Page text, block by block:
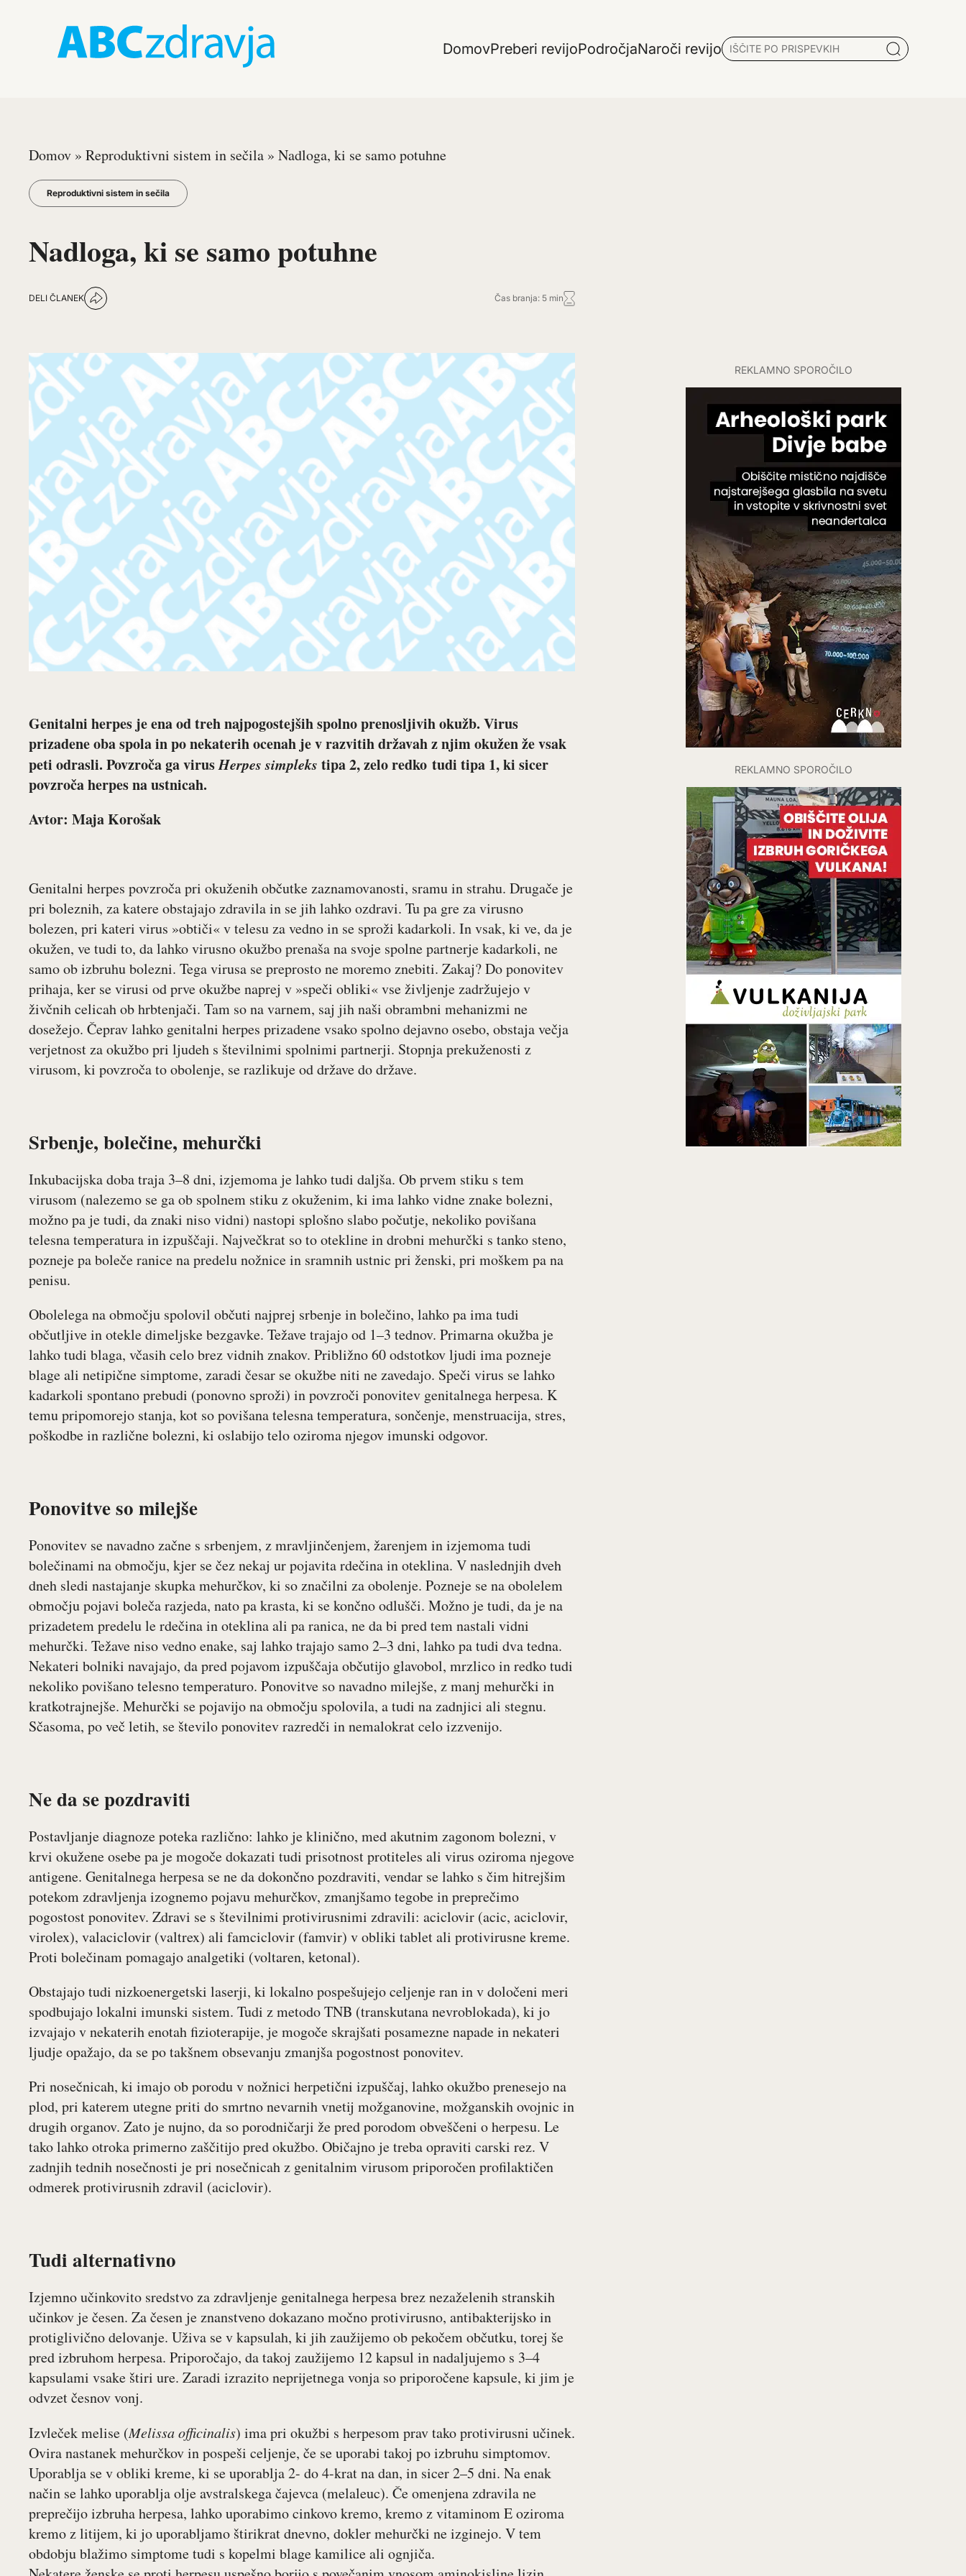
DomovPreberi revijoPodročjaNaroči revijo
Domov » Reproduktivni sistem in sečila » Nadloga, ki se samo potuhne
Reproduktivni sistem in sečila
Nadloga, ki se samo potuhne
DELI ČLANEK Čas branja: 5 min
Genitalni herpes je ena od treh najpogostejših spolno prenosljivih okužb. Virus
prizadene oba spola in po nekaterih ocenah je v razvitih državah z njim okužen že vsak
peti odrasli. Povzroča ga virusHerpes simpleks tipa 2, zelo redko tudi tipa 1, ki sicer
povzroča herpes na ustnicah.
Avtor: Maja Korošak
Genitalni herpes povzroča pri okuženih občutke zaznamovanosti, sramu in strahu. Drugače je
pri boleznih, za katere obstajajo zdravila in se jih lahko ozdravi. Tu pa gre za virusno
bolezen, pri kateri virus »obtiči« v telesu za vedno in se sproži kadarkoli. In vsak, ki ve, da je
okužen, ve tudi to, da lahko virusno okužbo prenaša na svoje spolne partnerje kadarkoli, ne
samo ob izbruhu bolezni. Tega virusa se preprosto ne moremo znebiti. Zakaj? Do ponovitev
prihaja, ker se virusi od prve okužbe naprej v »speči obliki« vse življenje zadržujejo v
živčnih celicah ob hrbtenjači. Tam so na varnem, saj jih naši obrambni mehanizmi ne
dosežejo. Čeprav lahko genitalni herpes prizadene vsako spolno dejavno osebo, obstaja večja
verjetnost za okužbo pri ljudeh s številnimi spolnimi partnerji. Stopnja prekuženosti z
virusom, ki povzroča to obolenje, se razlikuje od države do države.
Srbenje, bolečine, mehurčki
Inkubacijska doba traja 3–8 dni, izjemoma je lahko tudi daljša. Ob prvem stiku s tem
virusom (nalezemo se ga ob spolnem stiku z okuženim, ki ima lahko vidne znake bolezni,
možno pa je tudi, da znaki niso vidni) nastopi splošno slabo počutje, nekoliko povišana
telesna temperatura in izpuščaji. Največkrat so to otekline in drobni mehurčki s tanko steno,
pozneje pa boleče ranice na predelu nožnice in sramnih ustnic pri ženski, pri moškem pa na
penisu.
Obolelega na območju spolovil občuti najprej srbenje in bolečino, lahko pa ima tudi
občutljive in otekle dimeljske bezgavke. Težave trajajo od 1–3 tednov. Primarna okužba je
lahko tudi blaga, včasih celo brez vidnih znakov. Približno 60 odstotkov ljudi ima pozneje
blage ali netipične simptome, zaradi česar se okužbe niti ne zavedajo. Speči virus se lahko
kadarkoli spontano prebudi (ponovno sproži) in povzroči ponovitev genitalnega herpesa. K
temu pripomorejo stanja, kot so povišana telesna temperatura, sončenje, menstruacija, stres,
poškodbe in različne bolezni, ki oslabijo telo oziroma njegov imunski odgovor.
Ponovitve so milejše
Ponovitev se navadno začne s srbenjem, z mravljinčenjem, žarenjem in izjemoma tudi
bolečinami na območju, kjer se čez nekaj ur pojavita rdečina in oteklina. V naslednjih dveh
dneh sledi nastajanje skupka mehurčkov, ki so značilni za obolenje. Pozneje se na obolelem
območju pojavi boleča razjeda, nato pa krasta, ki se končno odlušči. Možno je tudi, da je na
prizadetem predelu le rdečina in oteklina ali pa ranica, ne da bi pred tem nastali vidni
mehurčki. Težave niso vedno enake, saj lahko trajajo samo 2–3 dni, lahko pa tudi dva tedna.
Nekateri bolniki navajajo, da pred pojavom izpuščaja občutijo glavobol, mrzlico in redko tudi
nekoliko povišano telesno temperaturo. Ponovitve so navadno milejše, z manj mehurčki in
kratkotrajnejše. Mehurčki se pojavijo na območju spolovila, a tudi na zadnjici ali stegnu.
Sčasoma, po več letih, se število ponovitev razredči in nemalokrat celo izzvenijo.
Ne da se pozdraviti
Postavljanje diagnoze poteka različno: lahko je klinično, med akutnim zagonom bolezni, v
krvi okužene osebe pa je mogoče dokazati tudi prisotnost protiteles ali virus oziroma njegove
antigene. Genitalnega herpesa se ne da dokončno pozdraviti, vendar se lahko s čim hitrejšim
potekom zdravljenja izognemo pojavu mehurčkov, zmanjšamo tegobe in preprečimo
pogostost ponovitev. Zdravi se s številnimi protivirusnimi zdravili: aciclovir (acic, aciclovir,
virolex), valaciclovir (valtrex) ali famciclovir (famvir) v obliki tablet ali protivirusne kreme.
Proti bolečinam pomagajo analgetiki (voltaren, ketonal).
Obstajajo tudi nizkoenergetski laserji, ki lokalno pospešujejo celjenje ran in v določeni meri
spodbujajo lokalni imunski sistem. Tudi z metodo TNB (transkutana nevroblokada), ki jo
izvajajo v nekaterih enotah fizioterapije, je mogoče skrajšati posamezne napade in nekateri
ljudje opažajo, da se po takšnem obsevanju zmanjša pogostnost ponovitev.
Pri nosečnicah, ki imajo ob porodu v nožnici herpetični izpuščaj, lahko okužbo prenesejo na
plod, pri katerem utegne priti do smrtno nevarnih vnetij možganovine, možganskih ovojnic in
drugih organov. Zato je nujno, da so porodničarji že pred porodom obveščeni o herpesu. Le
tako lahko otroka primerno zaščitijo pred okužbo. Običajno je treba opraviti carski rez. V
zadnjih tednih nosečnosti je pri nosečnicah z genitalnim virusom priporočen profilaktičen
odmerek protivirusnih zdravil (aciclovir).
Tudi alternativno
Izjemno učinkovito sredstvo za zdravljenje genitalnega herpesa brez nezaželenih stranskih
učinkov je česen. Za česen je znanstveno dokazano močno protivirusno, antibakterijsko in
protiglivično delovanje. Uživa se v kapsulah, ki jih zaužijemo ob pekočem občutku, torej še
pred izbruhom herpesa. Priporočajo, da takoj zaužijemo 12 kapsul in nadaljujemo s 3–4
kapsulami vsake štiri ure. Zaradi izrazito neprijetnega vonja so priporočene kapsule, ki jim je
odvzet česnov vonj.
Izvleček melise (Melissa officinalis) ima pri okužbi s herpesom prav tako protivirusni učinek.
Ovira nastanek mehurčkov in pospeši celjenje, če se uporabi takoj po izbruhu simptomov.
Uporablja se v obliki kreme, ki se uporablja 2- do 4-krat na dan, in sicer 2–5 dni. Na enak
način se lahko uporablja olje avstralskega čajevca (melaleuc). Če omenjena zdravila ne
preprečijo izbruha herpesa, lahko uporabimo cinkovo kremo, kremo z vitaminom E oziroma
kremo z litijem, ki jo uporabljamo štirikrat dnevno, dokler mehurčki ne izginejo. V tem
obdobju blažimo simptome tudi s kopelmi blage kamilice ali ognjiča.
REKLAMNO SPOROČILO
REKLAMNO SPOROČILO